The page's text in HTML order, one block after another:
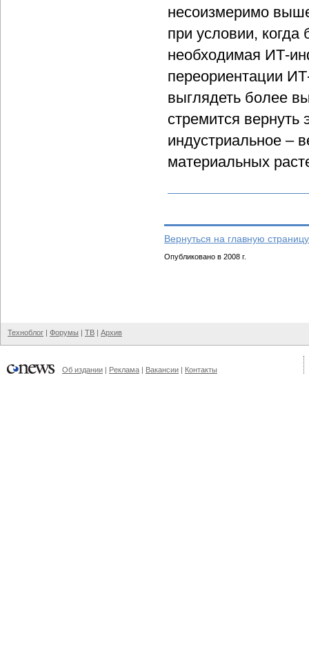
несоизмеримо
при условии, когда
необходимая ИТ-
переориентации
выглядеть более
стремится вернуть
индустриальное –
материальных
Вернуться на главную
Опубликовано в 2008 г.
Техноблог | Форумы | ТВ | Архив
Об издании | Реклама | Вакансии | Контакты